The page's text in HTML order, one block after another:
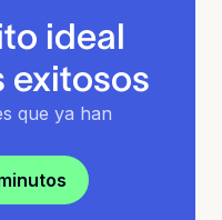
ideal
exitosos
que ya han